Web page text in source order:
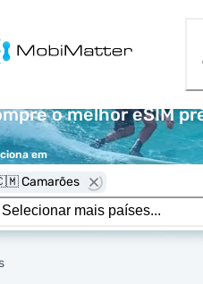
o melhor eSIM
em
Camarões